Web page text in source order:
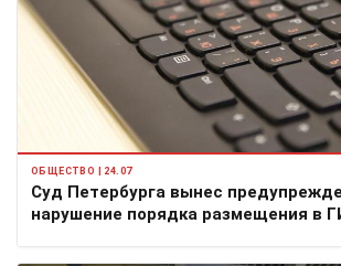
ОБЩЕСТВО | 24.07
Суд Петербурга вынес
нарушение порядка размещения в